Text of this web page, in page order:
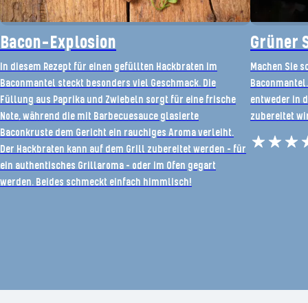
Bacon-Explosion
In diesem Rezept für einen gefüllten Hackbraten im
Baconmantel steckt besonders viel Geschmack. Die
Füllung aus Paprika und Zwiebeln sorgt für eine frische
Note, während die mit Barbecuesauce glasierte
Baconkruste dem Gericht ein rauchiges Aroma verleiht.
Der Hackbraten kann auf dem Grill zubereitet werden – für
ein authentisches Grillaroma – oder im Ofen gegart
werden. Beides schmeckt einfach himmlisch!
Grüner
Machen Sie
entweder in
zubereitet